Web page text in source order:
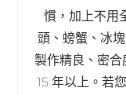
慣，加上不用
頭、螃蟹、冰
製作精良、密合
15 年以上。若